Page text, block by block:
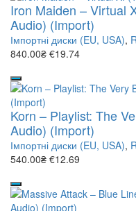
Iron Maiden – Virtual
Audio) (Import)
Імпортні диски (EU, USA),
840.00₴ €19.74
Korn – Playlist: The
Audio) (Import)
Імпортні диски (EU, USA),
540.00₴ €12.69